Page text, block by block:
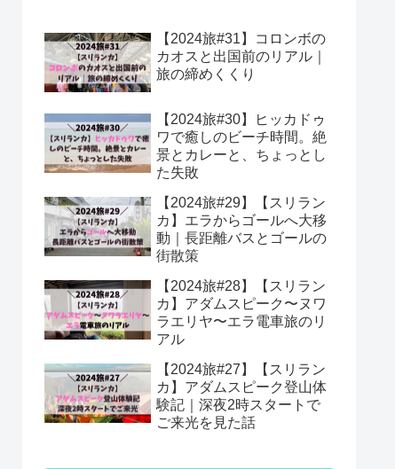
【2024旅#31】コロンボの
カオスと出国前のリアル｜
旅の締めくくり
【2024旅#30】ヒッカドゥ
ワで癒しのビーチ時間。絶
景とカレーと、ちょっとし
た失敗
【2024旅#29】【スリラン
カ】エラからゴールへ大移
動｜長距離バスとゴールの
街散策
【2024旅#28】【スリラン
カ】アダムスピーク〜ヌワ
ラエリヤ〜エラ電車旅のリ
アル
【2024旅#27】【スリラン
カ】アダムスピーク登山体
験記｜深夜2時スタートで
ご来光を見た話